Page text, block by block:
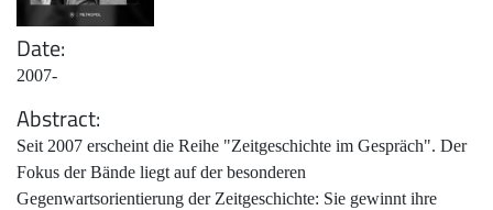
Date
2007-
Abstract
Seit 2007 erscheint die Reihe "Zeitgeschichte im Gespräch". Der
Fokus der Bände liegt auf der besonderen
Gegenwartsorientierung der Zeitgeschichte: Sie gewinnt ihre